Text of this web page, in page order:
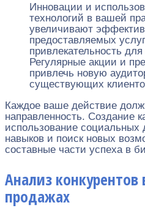
Инновации и
технологий в вашей
увеличивают
предоставляемых
привлекательность
Регулярные акции и
привлечь новую
существующих
Каждое ваше действие
направленность. Создание
использование социальных
навыков и поиск новых
составные части успеха в
Анализ конкурентов
продажах